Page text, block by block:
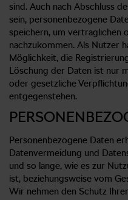
sind. Auch nach Abschluss
sein, personenbezogene
speichern, um vertraglichen
nachzukommen. Als Nutzer
Möglichkeit, die
Löschung der Daten ist nur
oder gesetzliche
entgegenstehen.
Personenbezogene Daten
Datenvermeidung und
und so lange, wie es zur
ist, beziehungsweise vom
Wir nehmen den Schutz